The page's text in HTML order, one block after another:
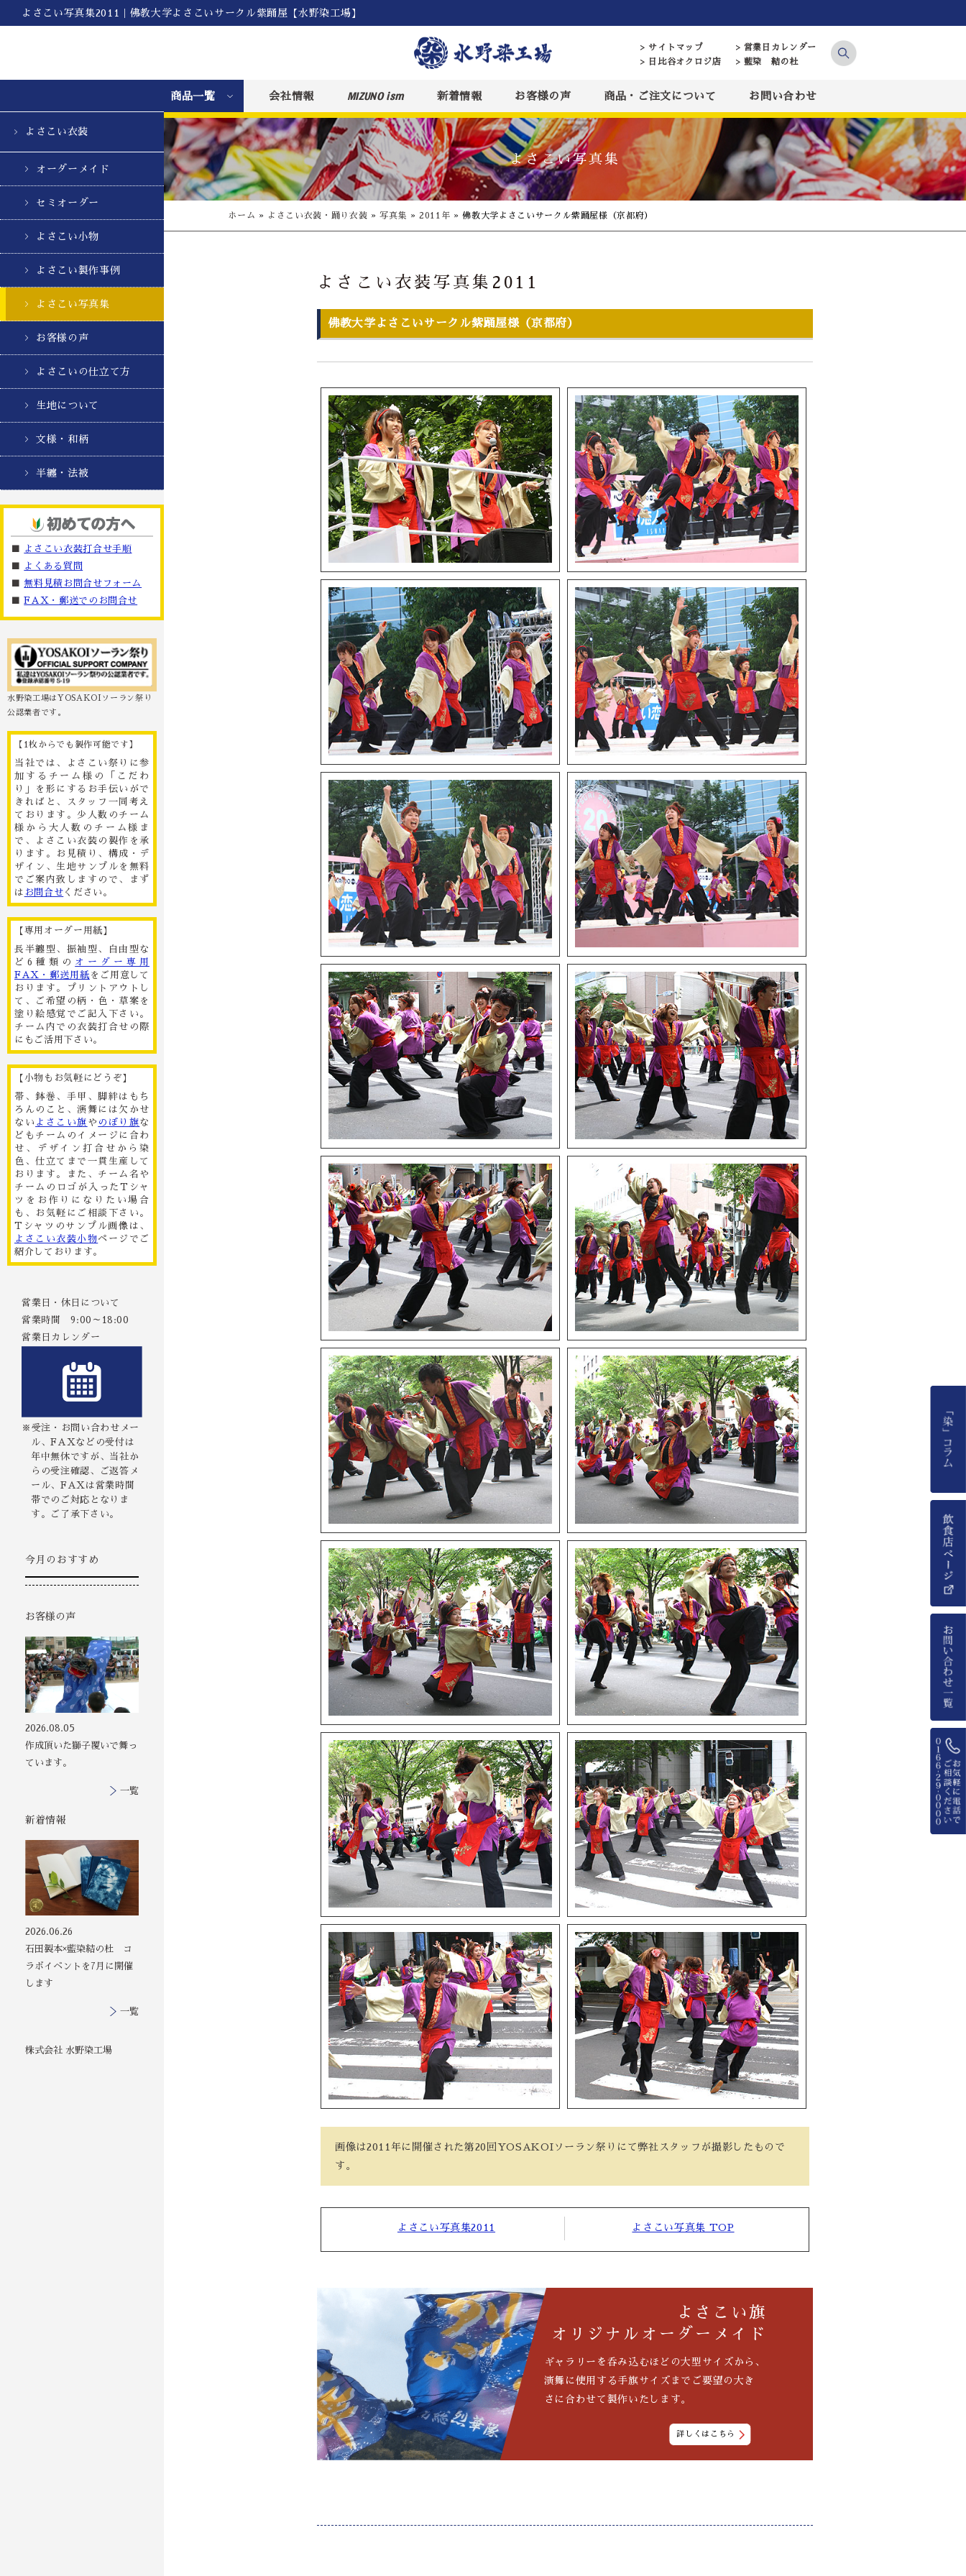
よさこい写真集2011｜佛教大学よさこいサークル紫踊屋【水野染工場】
> サイトマップ
> 営業日カレンダー
> 日比谷オクロジ店
> 藍染 結の杜
商品一覧 会社情報 MIZUNO ism 新着情報 お客様の声 商品・ご注文について お問い合わせ
よさこい衣装
オーダーメイド
セミオーダー
よさこい小物
よさこい製作事例
よさこい写真集
お客様の声
よさこいの仕立て方
生地について
文様・和柄
半纏・法被
■
よさこい衣装打合せ手順
■
よくある質問
■無料見積お問合せフォーム
■FAX・郵送でのお問合せ
水野染工場はYOSAKOIソーラン祭り
公認業者です。
【1枚からでも製作可能です】
当社では、よさこい祭りに参
加するチーム様の「こだわ
り」を形にするお手伝いがで
きればと、スタッフ一同考え
ております。少人数のチーム
様から大人数のチーム様ま
で、よさこい衣装の製作を承
ります。お見積り、構成・デ
ザイン、生地サンプルを無料
でご案内致しますので、まず
は お問合せ ください。
【専用オーダー用紙】
長半纏型、振袖型、自由型な
ど6種類の オーダー専用
FAX・郵送用紙 をご用意して
おります。プリントアウトし
て、ご希望の柄・色・草案を
塗り絵感覚でご記入下さい。
チーム内での衣装打合せの際
にもご活用下さい。
【小物もお気軽にどうぞ】
帯、鉢巻、手甲、脚絆はもち
ろんのこと、演舞には欠かせ
ない よさこい旗 や のぼり旗な
どもチームのイメージに合わ
せ、デザイン打合せから染
色、仕立てまで一貫生産して
おります。また、チーム名や
チームのロゴが入ったTシャ
ツをお作りになりたい場合
も、お気軽にご相談下さい。
Tシャツのサンプル画像は、
よさこい衣装小物ページでご
紹介しております。
営業日・休日について
営業時間 9:00～18:00
営業日カレンダー
※受注・お問い合わせメー
ル、FAXなどの受付は
年中無休ですが、当社か
らの受注確認、ご返答メ
ール、FAXは営業時間
帯でのご対応となりま
す。ご了承下さい。
今月のおすすめ
お客様の声
その他の印染商
品
2026.08.05
作成頂いた獅子覆いで舞っ
ています。
一覧
新着情報
2026.06.26
石田製本×藍染結の杜 コ
ラボイベントを7月に開催
します
一覧
株式会社 水野染工場
よさこい写真集
ホーム » よさこい衣装・踊り衣装 »写真集 »2011年 »佛教大学よさこいサークル紫踊屋様（京都府）
よさこい衣装写真集2011
佛教大学よさこいサークル紫踊屋様（京都府）
画像は2011年に開催された第20回YOSAKOIソーラン祭りにて弊社スタッフが撮影したもので
す。
よさこい写真集2011 よさこい写真集 TOP
よさこい旗
オリジナルオーダーメイド
ギャラリーを呑み込むほどの大型サイズから、
演舞に使用する手旗サイズまでご要望の大き
さに合わせて製作いたします。
詳しくはこちら